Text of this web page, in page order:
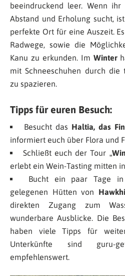
beeindruckend leer. Wenn
Abstand und Erholung sucht,
perfekte Ort für eine Auszeit.
Radwege, sowie die
Kanu zu erkunden. Im Winter
mit Schneeschuhen durch die
zu spazieren.
Tipps für euren Besuch:
Besucht das Haltia, das
informiert euch über Flora und
Schließt euch der Tour „
erlebt ein Wein-Tasting mitten
Bucht ein paar Tage
gelegenen Hütten von
direkten Zugang zum
wunderbare Ausblicke. Die
haben viele Tipps für
Unterkünfte sind guru-
empfehlenswert.